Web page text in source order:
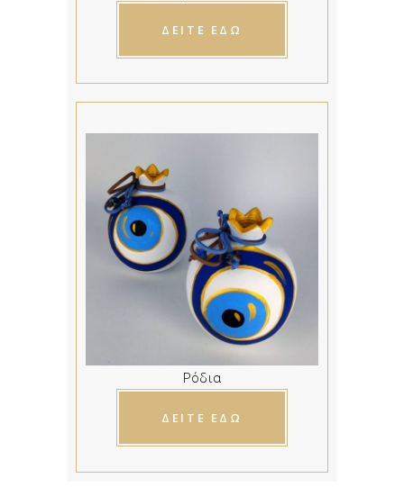
ΔΕΙΤΕ ΕΔΩ
Ρόδια
ΔΕΙΤΕ ΕΔΩ